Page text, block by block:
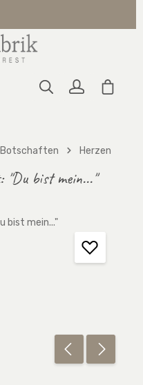
Botschaften Herzen
"Du bist mein..."